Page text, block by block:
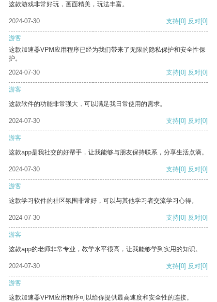
这款游戏非常好玩，画面精美，玩法丰富。
2024-07-30 支持[0] 反对[0]
游客
这款加速器VPM应用程序已经为我们带来了无限的隐私保护和安全性保
护。
2024-07-30
支持[0] 反对[0]
游客
这款软件的功能非常强大，可以满足我日常使用的需求。
2024-07-30 支持[0] 反对[0]
游客
这款app是我社交的好帮手，让我能够与朋友保持联系，分享生活点滴。
2024-07-30 支持[0] 反对[0]
游客
这款学习软件的社区氛围非常好，可以与其他学习者交流学习心得。
2024-07-30 支持[0] 反对[0]
游客
这款app的老师非常专业，教学水平很高，让我能够学到实用的知识。
2024-07-30 支持[0] 反对[0]
游客
这款加速器VPM应用程序可以给你提供最高速度和安全性的连接。